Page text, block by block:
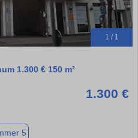
1 / 1
1.300 € 150 m²
1.300 €
5